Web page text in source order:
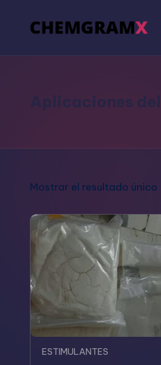
Aplicaciones
Mostrar el resultado único
ESTIMULANTES